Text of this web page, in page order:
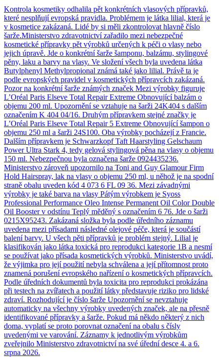
Kontrola kosmetiky odhalila pět konkrétních vlasových přípravků,
které nesplňují evropská pravidla. Problémem je látka lilial, která je
v kosmetice zakázaná. Lidé by si měli zkontrolovat hlavně číslo
šarže.Ministerstvo zdravotnictví zařadilo mezi nebezpečné
kosmetické přípravky pět výrobků určených k péči o vlasy nebo
jejich úpravě. Jde o konkrétní šarže šamponu, balzámu, stylingové
pěny, laku a barvy na vlasy. Ve složení všech byla uvedena látka
Butylphenyl Methylpropional známá také jako lilial. Právě ta je
podle evropských pravidel v kosmetických přípravcích zakázaná.
Pozor na konkrétní šarže známých značek Mezi výrobky figuruje
L’Oréal Paris Elseve Total Repair Extreme Obnovující balzám o
objemu 200 ml. Upozornění se vztahuje na šarži 24K404 s dalším
označením K 404 04/16. Druhým přípravkem stejné značky je
L’Oréal Paris Elseve Total Repair 5 Extreme Obnovující šampon o
objemu 250 ml a šarži 24S100. Oba výrobky pocházejí z Francie.
Dalším přípravkem je Schwarzkopf Taft Haarstyling Gelschaum
Power Ultra Stark 4, tedy gelová stylingová pěna na vlasy o objemu
150 ml. Nebezpečnou byla označena šarže 0924435236.
Ministerstvo zároveň upozornilo na Toni and Guy Glamour Firm
Hold Hairspray, lak na vlasy o objemu 250 ml, u něhož je na spodní
straně obalu uveden kód 4 073 6 FL 09 36. Mezi závadnými
výrobky je také barva na vlasy Pátým výrobkem je Syoss
Professional Performance Oleo Intense Permanent Oil Color Double
Oil Booster v odstínu Teplý měděný s označením 6 76. Jde o šarži
0215X95243. Zakázaná složka byla podle úředního záznamu
uvedena mezi přísadami následné olejové péče, která je součástí
balení barvy. U všech pěti přípravků je problém stejný. Lilial je
klasifikován jako látka toxická pro reprodukci kategorie 1B a nesmí
se používat jako přísada kosmetických výrobků. Ministerstvo uvádí,
že výjimka pro její použití nebyla schválena a její přítomnost proto
znamená porušení evropského nařízení o kosmetických přípravcích.
Podle úředních dokumentů byla toxicita pro reprodukci prokázána
při testech na zvířatech a použití látky představuje riziko pro lidské
zdraví. Rozhodující je číslo šarže Upozornění se nevztahuje
automaticky na všechny výrobky uvedených značek, ale na přesně
identifikované přípravky a šarže. Pokud má někdo některý z nich
doma, vyplatí se proto porovnat označení na obalu s čísly
uvedenými ve varování. Záznamy k jednotlivým výrobkům
zveřejnilo Ministerstvo zdravotnictví na své úřední desce 4. a 6.
srpna 2026.